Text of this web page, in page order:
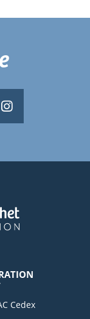
Cedex